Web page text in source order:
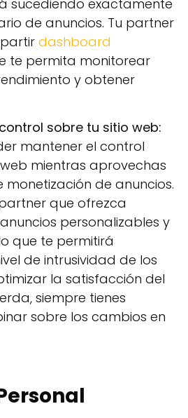
sucediendo exactamente
de anuncios. Tu partner
dashboard
te permita monitorear
y obtener
sobre tu sitio web:
mantener el control
mientras aprovechas
monetización de anuncios.
que ofrezca
personalizables y
que te permitirá
de intrusividad de los
la satisfacción del
siempre tienes
sobre los cambios en